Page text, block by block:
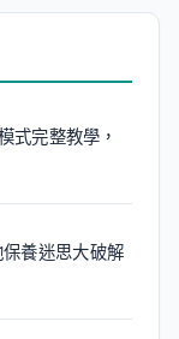
式完整教學，
養迷思大破解